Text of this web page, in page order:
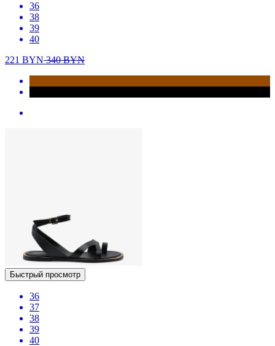
36
38
39
40
221 BYN340BYN
Быстрый просмотр
36
37
38
39
40